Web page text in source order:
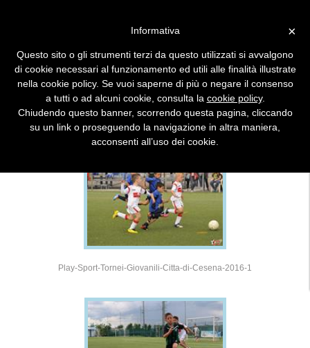
DETTAGLIO TORNEO FOTO
2016 - 17° TORNEO CITTA' DI CESENA
Play-Sport-Tornei-Giovanili-Citta-di-Cesena-2016-1
×
Informativa
Questo sito o gli strumenti terzi da questo utilizzati si avvalgono
di cookie necessari al funzionamento ed utili alle finalità illustrate
nella cookie policy. Se vuoi saperne di più o negare il consenso
a tutti o ad alcuni cookie, consulta la cookie policy.
Chiudendo questo banner, scorrendo questa pagina, cliccando
su un link o proseguendo la navigazione in altra maniera,
acconsenti all’uso dei cookie.